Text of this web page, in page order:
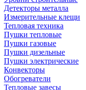
Детекторы металла
Измерительные клещи
Тепловая техника
Пушки тепловые
Пушки газовые
Пушки дизельные
Пушки электрические
Конвекторы
Обогреватели
Тепловые завесы